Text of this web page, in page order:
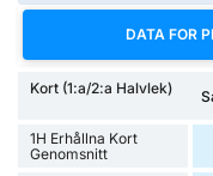
DATA FOR
Kort (1:a/2:a Halvlek)
1H Erhållna Kort
Genomsnitt